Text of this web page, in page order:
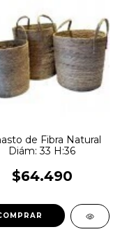
de Fibra Natural
Diám: 33 H:36
$64.490